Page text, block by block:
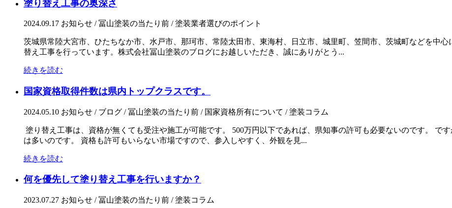
塗り替え工事の奥深さ
2024.09.17 お知らせ / 冨山塗装の当たり前 / 塗装業者選びのポイント
茨城県常陸大宮市、ひたちなか市、水戸市、那珂市、常陸太田市、東海村、日立市、城里町、笠間市、茨城町などを中
替え工事を行っています。株式会社冨山塗装のブログにお越しいただき、誠にありがとう...
続きを読む
国家資格取得件数は県内トップクラスです。
2024.05.10 お知らせ / ブログ / 冨山塗装の当たり前 / 国家資格所有について / 塗装コラム
塗り替え工事は、資格が無くても受注や施工が可能です。 500万円以下であれば、県知事の許可も必要ないのです。 で
は多いのです。 資格も許可もいらない市場ですので、参入しやすく、外観を見...
続きを読む
何を優先して塗り替え工事を行いますか？
2023.07.27 お知らせ / 冨山塗装の当たり前 / 塗装コラム